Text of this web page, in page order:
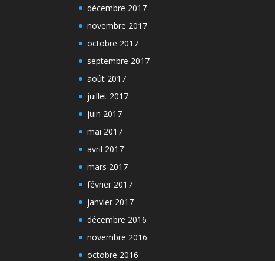
décembre 2017
novembre 2017
octobre 2017
septembre 2017
août 2017
juillet 2017
juin 2017
mai 2017
avril 2017
mars 2017
février 2017
janvier 2017
décembre 2016
novembre 2016
octobre 2016